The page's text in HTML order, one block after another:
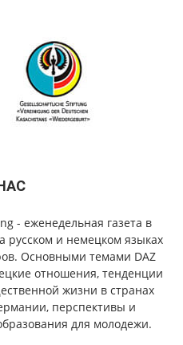
- еженедельная газета в
русском и немецком языках
Основными темами DAZ
отношения, тенденции
жизни в странах
перспективы и
для молодежи.